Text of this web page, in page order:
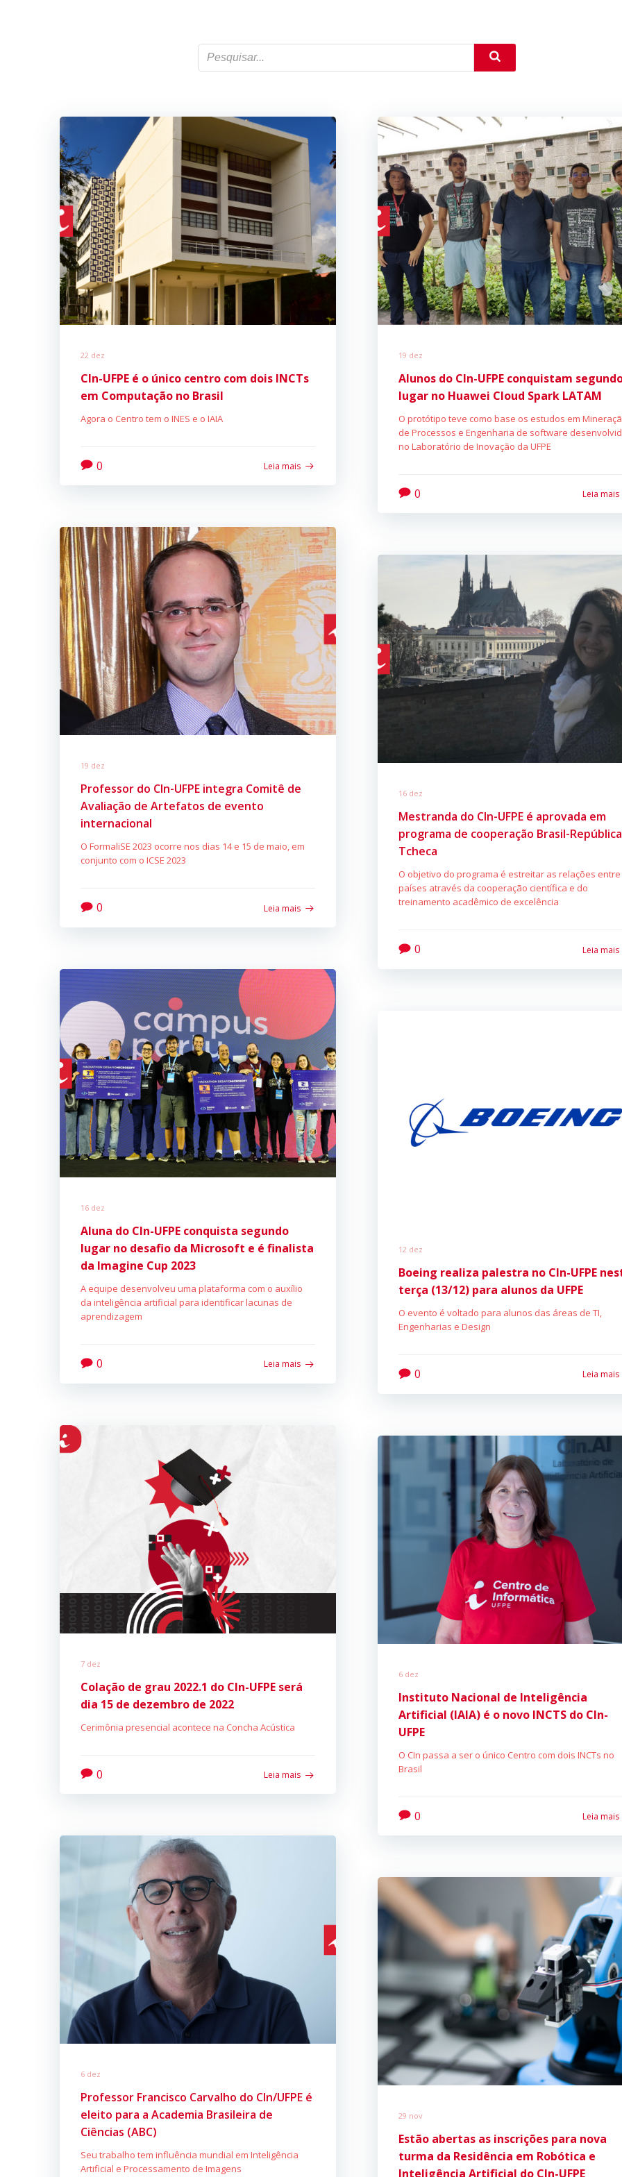
22 dez
CIn-UFPE é o único centro com dois INCTs
em Computação no Brasil
Agora o Centro tem o INES e o IAIA
0 Leia mais
19 dez
Alunos do CIn-UFPE conquistam
lugar no Huawei Cloud Spark LATAM
O protótipo teve como base os estudos em
de Processos e Engenharia de software
no Laboratório de Inovação da UFPE
0 Leia mais
19 dez
Professor do CIn-UFPE integra Comitê de
Avaliação de Artefatos de evento
internacional
O FormaliSE 2023 ocorre nos dias 14 e 15 de maio, em
conjunto com o ICSE 2023
0 Leia mais
16 dez
Mestranda do CIn-UFPE é aprovada em
programa de cooperação Brasil-República
Tcheca
O objetivo do programa é estreitar as relações
países através da cooperação científica e do
treinamento acadêmico de excelência
0 Leia mais
16 dez
Aluna do CIn-UFPE conquista segundo
lugar no desafio da Microsoft e é finalista
da Imagine Cup 2023
A equipe desenvolveu uma plataforma com o auxílio
da inteligência artificial para identificar lacunas de
aprendizagem
0 Leia mais
12 dez
Boeing realiza palestra no CIn-UFPE
terça (13/12) para alunos da UFPE
O evento é voltado para alunos das áreas de TI,
Engenharias e Design
0 Leia mais
7 dez
Colação de grau 2022.1 do CIn-UFPE será
dia 15 de dezembro de 2022
Cerimônia presencial acontece na Concha Acústica
0 Leia mais
6 dez
Instituto Nacional de Inteligência
Artificial (IAIA) é o novo INCTS do CIn-
UFPE
O CIn passa a ser o único Centro com dois INCTs no
Brasil
0 Leia mais
6 dez
Professor Francisco Carvalho do CIn/UFPE é
eleito para a Academia Brasileira de
Ciências (ABC)
Seu trabalho tem influência mundial em Inteligência
Artificial e Processamento de Imagens
29 nov
Estão abertas as inscrições para nova
turma da Residência em Robótica e
Inteligência Artificial do CIn-UFPE